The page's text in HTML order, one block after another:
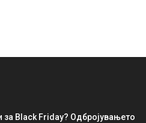
за Black Friday? Одбројувањето